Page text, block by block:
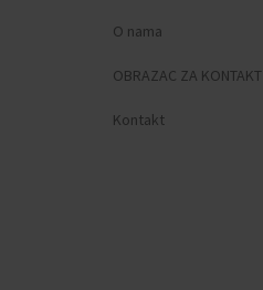
Kruna: Zavijena
Stil: Sportski
O nama
OBRAZAC ZA KONTAKT
Kontakt